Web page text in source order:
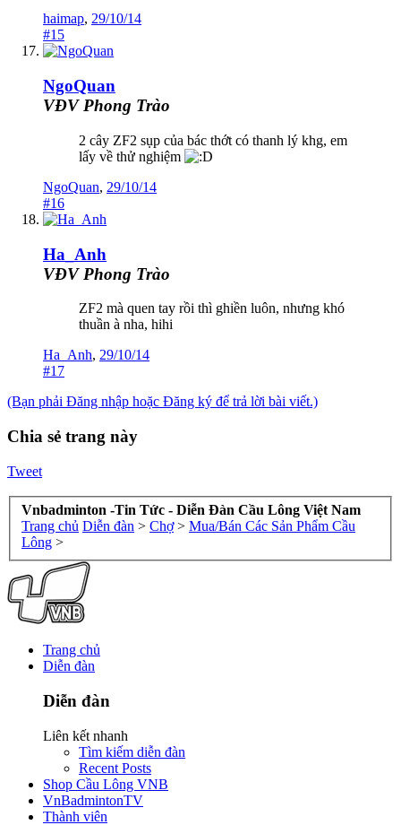
haimap, 29/10/14
#15
NgoQuan
VĐV Phong Trào
2 cây ZF2 sụp của bác thớt có thanh lý khg, em
lấy về thử nghiệm
NgoQuan, 29/10/14
#16
Ha_Anh
VĐV Phong Trào
ZF2 mà quen tay rồi thì ghiền luôn, nhưng khó
thuần à nha, hihi
Ha_Anh, 29/10/14
#17
(Bạn phải Đăng nhập hoặc Đăng ký để trả lời bài viết.)
Chia sẻ trang này
Tweet
Vnbadminton -Tin Tức - Diễn Đàn Cầu Lông Việt Nam
Trang chủ Diễn đàn > Chợ > Mua/Bán Các Sản Phẩm Cầu
Lông >
Trang chủ
Diễn đàn
Diễn đàn
Liên kết nhanh
Tìm kiếm diễn đàn
Recent Posts
Shop Cầu Lông VNB
VnBadmintonTV
Thành viên